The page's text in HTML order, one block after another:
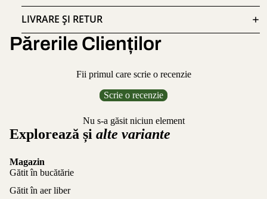
LIVRARE ȘI RETUR
Părerile Clienților
Fii primul care scrie o recenzie
Scrie o recenzie
Nu s-a găsit niciun element
Explorează și alte variante
Magazin
Gătit în bucătărie
Gătit în aer liber